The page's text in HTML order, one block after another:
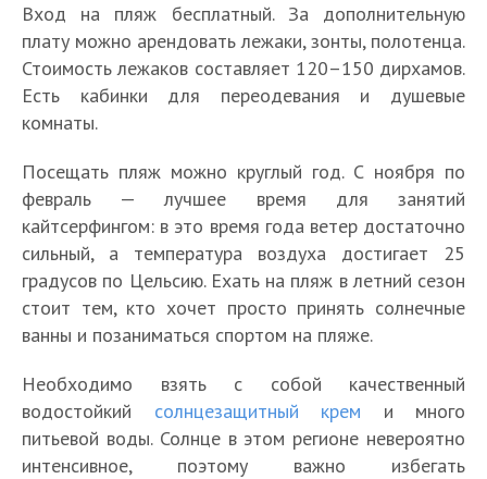
Вход на пляж бесплатный. За дополнительную
плату можно арендовать лежаки, зонты, полотенца.
Стоимость лежаков составляет 120–150 дирхамов.
Есть кабинки для переодевания и душевые
комнаты.
Посещать пляж можно круглый год. С ноября по
февраль — лучшее время для занятий
кайтсерфингом: в это время года ветер достаточно
сильный, а температура воздуха достигает 25
градусов по Цельсию. Ехать на пляж в летний сезон
стоит тем, кто хочет просто принять солнечные
ванны и позаниматься спортом на пляже.
Необходимо взять с собой качественный
водостойкий солнцезащитный крем и много
питьевой воды. Солнце в этом регионе невероятно
интенсивное, поэтому важно избегать